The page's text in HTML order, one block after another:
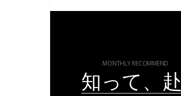
MONTHLY RECOMMEND
知って、赴